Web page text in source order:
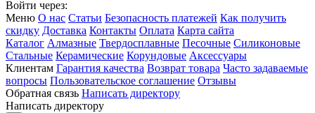
Войти через:
Меню О нас Статьи Безопасность платежей Как получить
скидку Доставка Контакты Оплата Карта сайта
Каталог Алмазные Твердосплавные Песочные Силиконовые
Стальные Керамические Корундовые Аксессуары
Клиентам Гарантия качества Возврат товара Часто задаваемые
вопросы Пользовательское соглашение Отзывы
Обратная связь Написать директору
Написать директору